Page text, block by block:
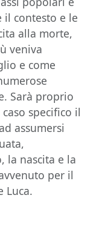
il contesto e le
alla morte,
veniva
e come
Sarà proprio
specifico il
assumersi
la nascita e la
per il
Luca.